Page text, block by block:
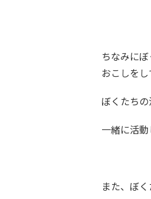
ちなみに
おこしをし
ぼくたち
一緒に活
また、ぼ